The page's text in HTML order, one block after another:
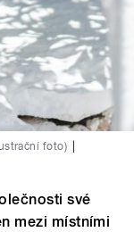
foto)
své
mezi místními